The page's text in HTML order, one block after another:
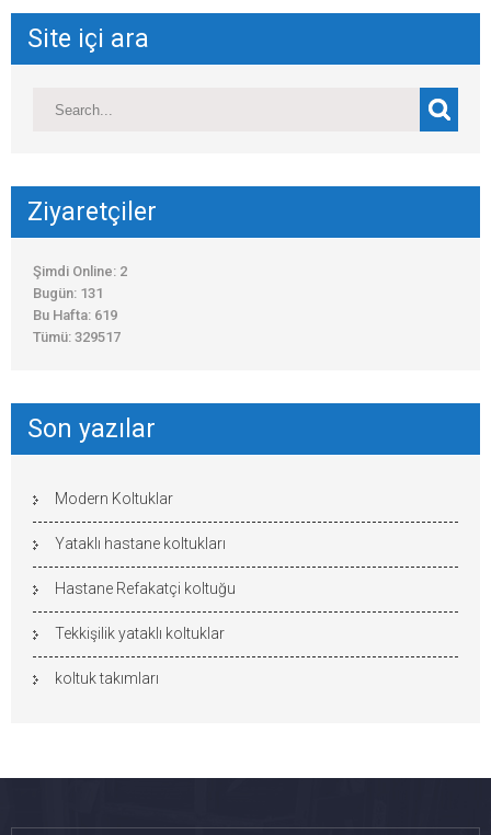
Site içi ara
Ziyaretçiler
Şimdi Online: 2
Bugün: 131
Bu Hafta: 619
Tümü: 329517
Son yazılar
Modern Koltuklar
Yataklı hastane koltukları
Hastane Refakatçi koltuğu
Tekkişilik yataklı koltuklar
koltuk takımları